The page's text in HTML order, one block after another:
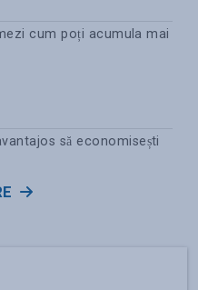
cum poți acumula mai
să economisești